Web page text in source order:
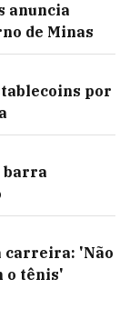
anuncia
de Minas
por
barra
carreira: 'Não
o tênis'